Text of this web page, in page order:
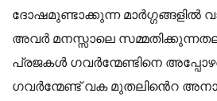
ദോഷമുണ്ടാക്കുന്ന മാർഗ്ഗങ്ങളിൽ
അവർ മനസ്സാലെ
പ്രജകൾ ഗവർന്മേണ്ടിനെ
ഗവർന്മേണ്ട് വക മുതലിൻെറ